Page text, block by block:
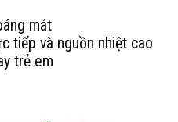
mát
tiếp và nguồn nhiệt cao
trẻ em